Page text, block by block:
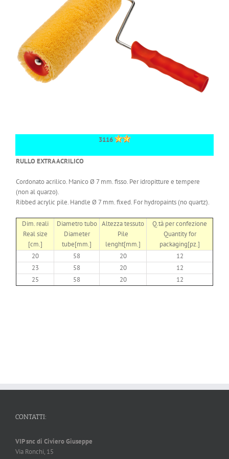
3116
RULLO EXTRA ACRILICO
Cordonato acrilico. Manico Ø 7 mm. fisso. Per idropitture e tempere
(non al quarzo).
Ribbed acrylic pile. Handle Ø 7 mm. fixed. For hydropaints (no quartz).
Dim. reali
Real size
[cm.]
Diametro tubo
Diameter
tube[mm.]
Altezza tessuto
Pile
lenght[mm.]
Q.tà per confezione
Quantity for
packaging[pz.]
20
58 20
12
23
58 20
12
25
58 20 12
CONTATTI:
VIP snc di Civiero Giuseppe
Via Ronchi, 15